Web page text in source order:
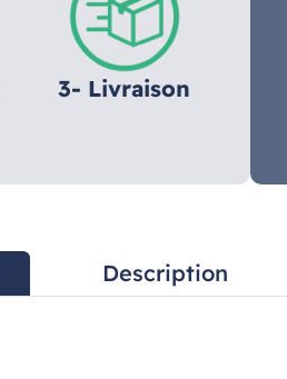
3- Livraison
Description